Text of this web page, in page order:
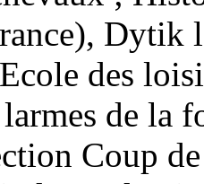
Dytik
des
de la
Coup